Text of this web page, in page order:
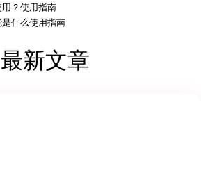
？使用指南
什么使用指南
最新文章